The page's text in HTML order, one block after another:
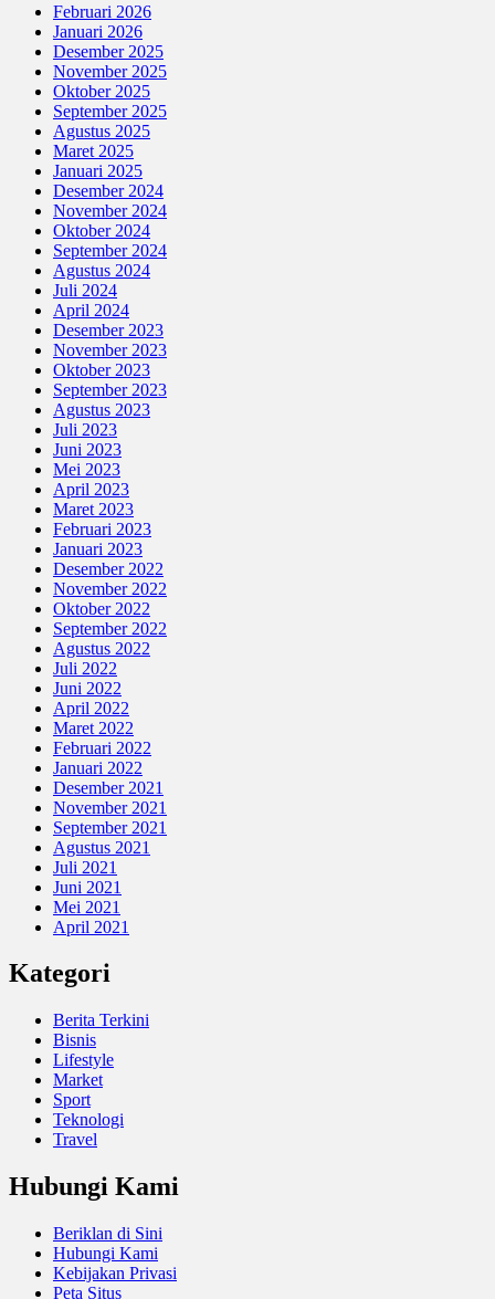
Februari 2026
Januari 2026
Desember 2025
November 2025
Oktober 2025
September 2025
Agustus 2025
Maret 2025
Januari 2025
Desember 2024
November 2024
Oktober 2024
September 2024
Agustus 2024
Juli 2024
April 2024
Desember 2023
November 2023
Oktober 2023
September 2023
Agustus 2023
Juli 2023
Juni 2023
Mei 2023
April 2023
Maret 2023
Februari 2023
Januari 2023
Desember 2022
November 2022
Oktober 2022
September 2022
Agustus 2022
Juli 2022
Juni 2022
April 2022
Maret 2022
Februari 2022
Januari 2022
Desember 2021
November 2021
September 2021
Agustus 2021
Juli 2021
Juni 2021
Mei 2021
April 2021
Kategori
Berita Terkini
Bisnis
Lifestyle
Market
Sport
Teknologi
Travel
Hubungi Kami
Beriklan di Sini
Hubungi Kami
Kebijakan Privasi
Peta Situs